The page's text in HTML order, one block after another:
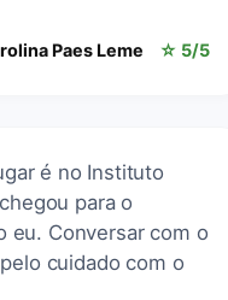
Paes Leme ☆ 5/5
é no Instituto
para o
eu. Conversar com o
cuidado com o